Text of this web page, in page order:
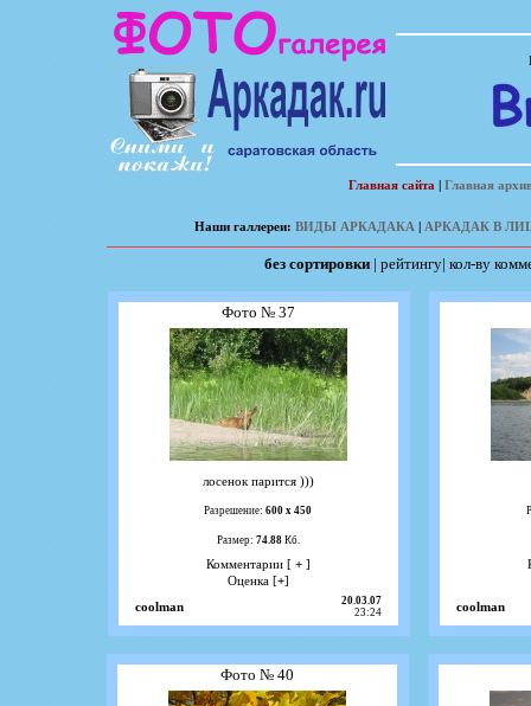
Главная сайта | Главная
Наши галлереи: ВИДЫ АРКАДАКА | АРКАДАК В
без сортировки| рейтингу| кол-ву
Фото № 37
лосенок парится )))
Разрешение: 600 х 450
Размер: 74.88Кб.
Комментарии [ +]
Оценка [+]
coolman
20.03.07
23:24
coolman
Фото № 40